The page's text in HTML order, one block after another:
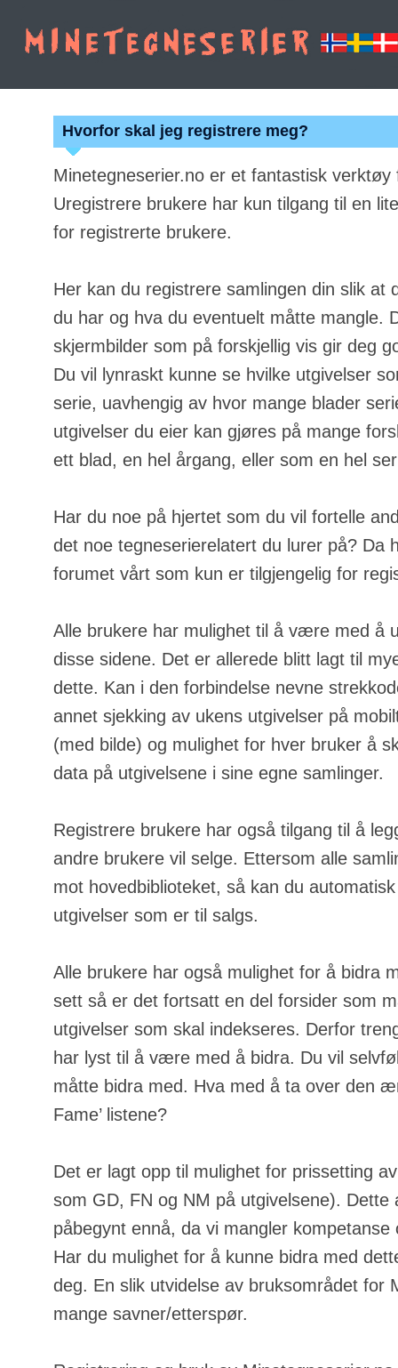
Hvorfor skal jeg registrere meg?
Minetegneserier.no er et fantastisk
Uregistrere brukere har kun tilgang til en
for registrerte brukere.
Her kan du registrere samlingen din slik at
du har og hva du eventuelt måtte mangle.
skjermbilder som på forskjellig vis gir deg
Du vil lynraskt kunne se hvilke utgivelser
serie, uavhengig av hvor mange blader
utgivelser du eier kan gjøres på mange
ett blad, en hel årgang, eller som en hel
Har du noe på hjertet som du vil fortelle
det noe tegneserierelatert du lurer på? Da
forumet vårt som kun er tilgjengelig for
Alle brukere har mulighet til å være med å
disse sidene. Det er allerede blitt lagt til
dette. Kan i den forbindelse nevne
annet sjekking av ukens utgivelser på
(med bilde) og mulighet for hver bruker å
data på utgivelsene i sine egne samlinger.
Registrere brukere har også tilgang til å
andre brukere vil selge. Ettersom alle
mot hovedbiblioteket, så kan du
utgivelser som er til salgs.
Alle brukere har også mulighet for å bidra
sett så er det fortsatt en del forsider som
utgivelser som skal indekseres. Derfor
har lyst til å være med å bidra. Du vil
måtte bidra med. Hva med å ta over den
Fame’ listene?
Det er lagt opp til mulighet for prissetting
som GD, FN og NM på utgivelsene). Dette
påbegynt ennå, da vi mangler
Har du mulighet for å kunne bidra med
deg. En slik utvidelse av bruksområdet for
mange savner/etterspør.